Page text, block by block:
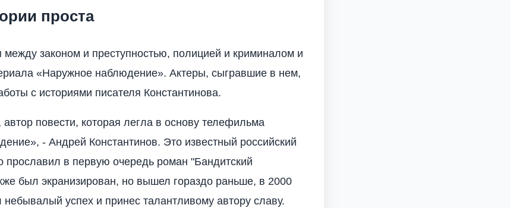
проста
между законом и преступностью, полицией и криминалом и
«Наружное наблюдение». Актеры, сыгравшие в нем,
с историями писателя Константинова.
повести, которая легла в основу телефильма
- Андрей Константинов. Это известный российский
прославил в первую очередь роман "Бандитский
был экранизирован, но вышел гораздо раньше, в 2000
успех и принес талантливому автору славу.